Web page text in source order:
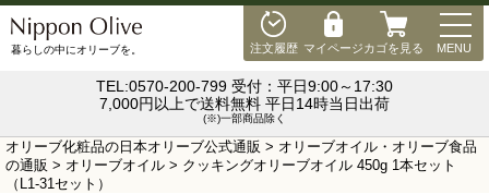
注文履歴 マイページカゴを見る MENU
暮らしの中にオリーブを。
TEL:0570-200-799 受付：平日9:00～17:30
7,000円以上で送料無料 平日14時当日出荷
(※)一部商品除く
オリーブ化粧品の日本オリーブ公式通販 > オリーブオイル・オリーブ食品
の通販 > オリーブオイル > クッキングオリーブオイル 450g 1本セット
（L1-31セット）